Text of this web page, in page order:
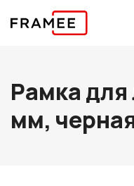
Рамка
мм,